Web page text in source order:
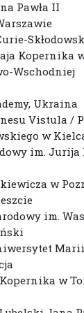
Pawła II
Kopernika
Wschodniej
Ukraina
Vistula
w
im. Jurija
w
im.
w